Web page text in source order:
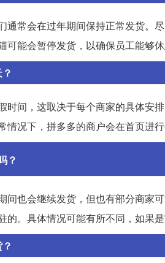
通常会在过年期间保持正常发货。
能会暂停发货，以确保员工能够休
时间，这取决于每个商家的具体安
情况下，拼多多的商户会在首页进
？
间也会继续发货，但也有部分商家
的。具体情况可能有所不同，如果